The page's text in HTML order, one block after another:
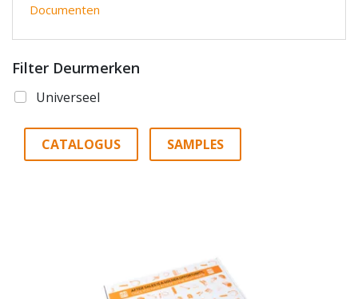
Documenten
Filter Deurmerken
Universeel
CATALOGUS SAMPLES